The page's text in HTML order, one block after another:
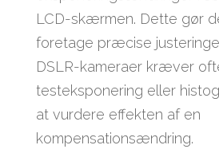
LCD-skærmen. Dette gør
foretage præcise
DSLR-kameraer kræver
testeksponering eller
at vurdere effekten af en
kompensationsændring.